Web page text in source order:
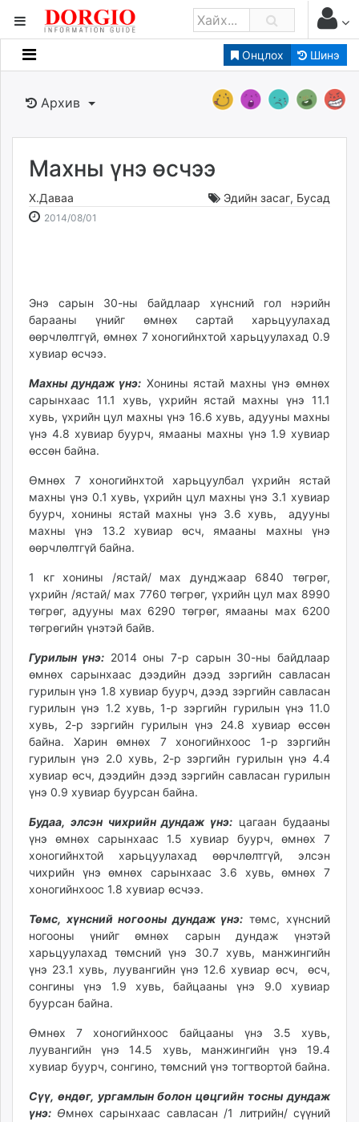
Онцлох Шинэ
Мэдээллийн
Банк санхүү
Бизнес ААН
Төрийн
zindaa.mn
Baabar.mn
tovch.mn
mnb.mn
Livetv.mn
Eguur.mn
24tsag.mn
eagle.mn
ergelt.mn
zarig.mn
today.mn
zuv.mn
mminfo.mn
ugluu.mn
urlag.mn
unen.mn
asu.mn
shudarga.mn
shuurhai.mn
unuudur.mn
mglradio.com
fact.mn
tumen.mn
shuum.mn
times.mn
tvmongolia.mn
mass.mn
unegui.mn
assa.mn
toim.mn
tac.mn
paparazzi.mn
unread.today
Архив
Махны үнэ өсчээ
Х.Даваа Эдийн засаг, Бусад
2014/08/01
Энэ сарын 30-ны байдлаар хүнсний гол нэрийн
барааны үнийг өмнөх сартай харьцуулахад
өөрчлөлтгүй, өмнөх 7 хоногийнхтой харьцуулахад 0.9
хувиар өсчээ.
Махны дундаж үнэ: Хонины ястай махны үнэ өмнөх
сарынхаас 11.1 хувь, үхрийн ястай махны үнэ 11.1
хувь, үхрийн цул махны үнэ 16.6 хувь, адууны махны
үнэ 4.8 хувиар буурч, ямааны махны үнэ 1.9 хувиар
өссөн байна.
Өмнөх 7 хоногийнхтой харьцуулбал үхрийн ястай
махны үнэ 0.1 хувь, үхрийн цул махны үнэ 3.1 хувиар
буурч, хонины ястай махны үнэ 3.6 хувь, адууны
махны үнэ 13.2 хувиар өсч, ямааны махны үнэ
өөрчлөлтгүй байна.
1 кг хонины /ястай/ мах дунджаар 6840 төгрөг,
үхрийн /ястай/ мах 7760 төгрөг, үхрийн цул мах 8990
төгрөг, адууны мах 6290 төгрөг, ямааны мах 6200
төгрөгийн үнэтэй байв.
Гурилын үнэ: 2014 оны 7-р сарын 30-ны байдлаар
өмнөх сарынхаас дээдийн дээд зэргийн савласан
гурилын үнэ 1.8 хувиар буурч, дээд зэргийн савласан
гурилын үнэ 1.2 хувь, 1-р зэргийн гурилын үнэ 11.0
хувь, 2-р зэргийн гурилын үнэ 24.8 хувиар өссөн
байна. Харин өмнөх 7 хоногийнхоос 1-р зэргийн
гурилын үнэ 2.0 хувь, 2-р зэргийн гурилын үнэ 4.4
хувиар өсч, дээдийн дээд зэргийн савласан гурилын
үнэ 0.9 хувиар буурсан байна.
Будаа, элсэн чихрийн дундаж үнэ: цагаан будааны
үнэ өмнөх сарынхаас 1.5 хувиар буурч, өмнөх 7
хоногийнхтой харьцуулахад өөрчлөлтгүй, элсэн
чихрийн үнэ өмнөх сарынхаас 3.6 хувь, өмнөх 7
хоногийнхоос 1.8 хувиар өсчээ.
Төмс, хүнсний ногооны дундаж үнэ: төмс, хүнсний
ногооны үнийг өмнөх сарын дундаж үнэтэй
харьцуулахад төмсний үнэ 30.7 хувь, манжингийн
үнэ 23.1 хувь, луувангийн үнэ 12.6 хувиар өсч, өсч,
сонгины үнэ 1.9 хувь, байцааны үнэ 9.0 хувиар
буурсан байна.
Өмнөх 7 хоногийнхоос байцааны үнэ 3.5 хувь,
луувангийн үнэ 14.5 хувь, манжингийн үнэ 19.4
хувиар буурч, сонгино, төмсний үнэ тогтвортой байна.
Сүү, өндөг, ургамлын болон цөцгийн тосны дундаж
үнэ: Өмнөх сарынхаас савласан /1 литрийн/ сүүний